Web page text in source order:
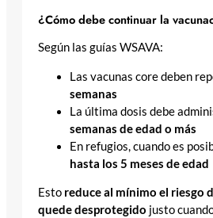
¿Cómo debe continuar la
Según las guías WSAVA:
Las vacunas core deben
semanas
La última dosis debe
semanas de edad o más
En refugios, cuando es
hasta los 5 meses de edad
Esto reduce al mínimo el riesgo
quede desprotegido justo